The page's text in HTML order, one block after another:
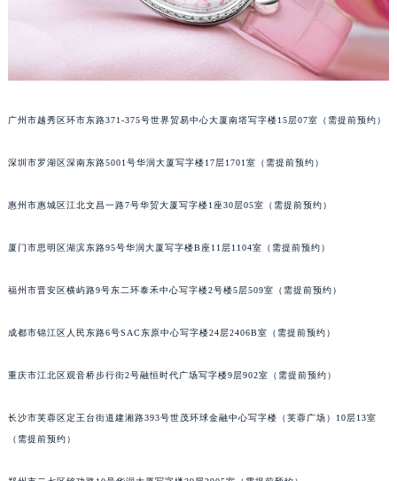
广州市越秀区环市东路371-375号世界贸易中心大厦南塔写字楼15层07室（需提前预约）
深圳市罗湖区深南东路5001号华润大厦写字楼17层1701室（需提前预约）
惠州市惠城区江北文昌一路7号华贸大厦写字楼1座30层05室（需提前预约）
厦门市思明区湖滨东路95号华润大厦写字楼B座11层1104室（需提前预约）
福州市晋安区横屿路9号东二环泰禾中心写字楼2号楼5层509室（需提前预约）
成都市锦江区人民东路6号SAC东原中心写字楼24层2406B室（需提前预约）
重庆市江北区观音桥步行街2号融恒时代广场写字楼9层902室（需提前预约）
长沙市芙蓉区定王台街道建湘路393号世茂环球金融中心写字楼（芙蓉广场）10层13室
（需提前预约）